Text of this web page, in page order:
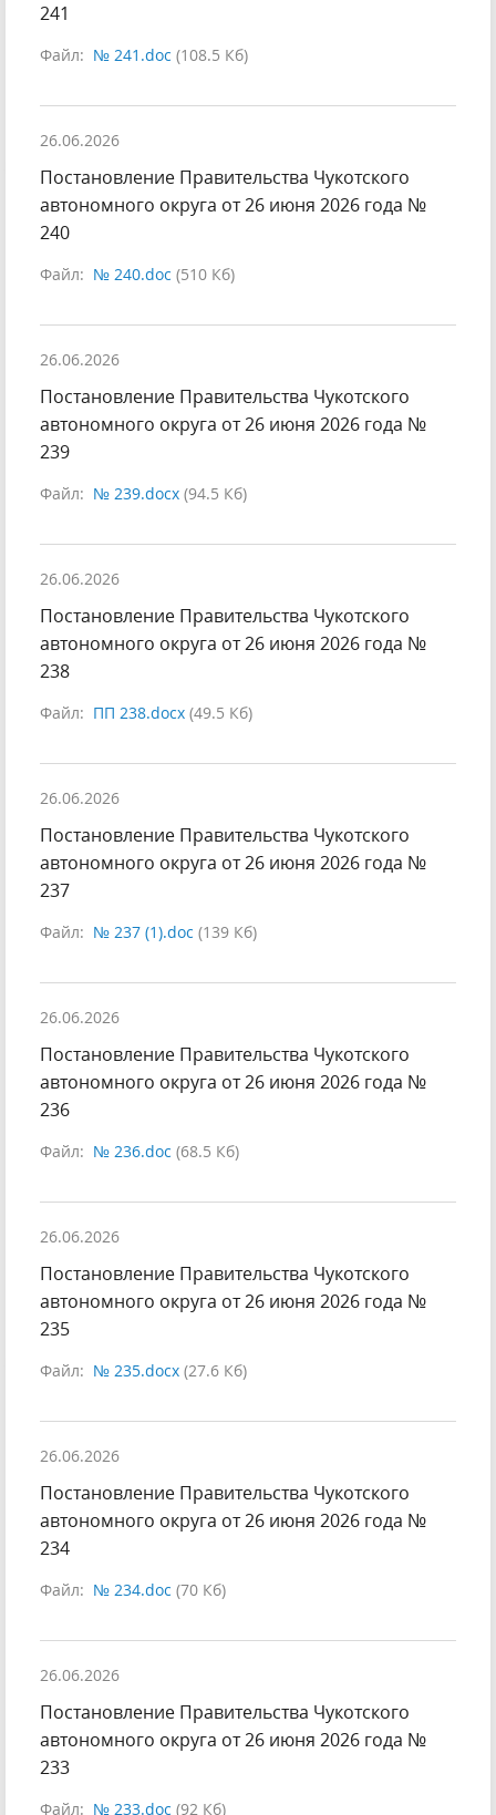
241
Файл: № 241.doc (108.5 Кб)
26.06.2026
Постановление Правительства Чукотского
автономного округа от 26 июня 2026 года №
240
Файл: № 240.doc (510 Кб)
26.06.2026
Постановление Правительства Чукотского
автономного округа от 26 июня 2026 года №
239
Файл: № 239.docx (94.5 Кб)
26.06.2026
Постановление Правительства Чукотского
автономного округа от 26 июня 2026 года №
238
Файл: ПП 238.docx (49.5 Кб)
26.06.2026
Постановление Правительства Чукотского
автономного округа от 26 июня 2026 года №
237
Файл: № 237 (1).doc (139 Кб)
26.06.2026
Постановление Правительства Чукотского
автономного округа от 26 июня 2026 года №
236
Файл: № 236.doc (68.5 Кб)
26.06.2026
Постановление Правительства Чукотского
автономного округа от 26 июня 2026 года №
235
Файл: № 235.docx (27.6 Кб)
26.06.2026
Постановление Правительства Чукотского
автономного округа от 26 июня 2026 года №
234
Файл: № 234.doc (70 Кб)
26.06.2026
Постановление Правительства Чукотского
автономного округа от 26 июня 2026 года №
233
Файл: № 233.doc (92 Кб)